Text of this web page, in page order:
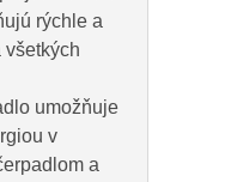
rýchle a
všetkých
umožňuje
v
a